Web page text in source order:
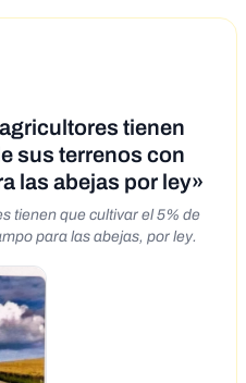
tienen
sus terrenos con
las abejas por ley»
tienen que cultivar el 5% de
para las abejas, por ley.